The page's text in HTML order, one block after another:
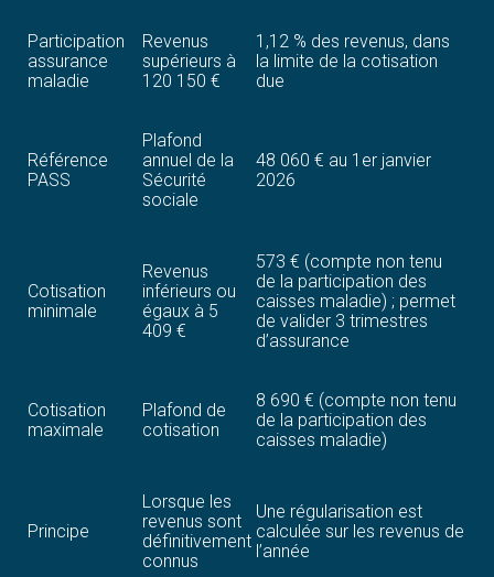
Participation
assurance
maladie
Revenus
supérieurs à
120 150 €
1,12 % des revenus, dans
la limite de la cotisation
due
Référence
PASS
Plafond
annuel de la
Sécurité
sociale
48 060 € au 1er janvier
2026
Cotisation
minimale
Revenus
inférieurs ou
égaux à 5
409 €
573 € (compte non tenu
de la participation des
caisses maladie) ; permet
de valider 3 trimestres
d’assurance
Cotisation
maximale
Plafond de
cotisation
8 690 € (compte non tenu
de la participation des
caisses maladie)
Principe
Lorsque les
revenus sont
définitivement
connus
Une régularisation est
calculée sur les revenus de
l’année